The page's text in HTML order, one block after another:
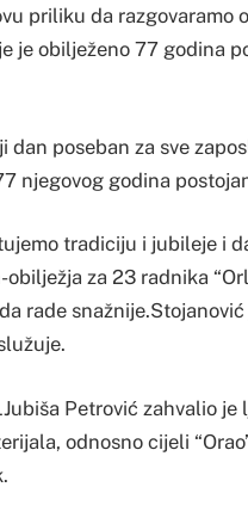
priliku da razgovaramo
je obilježeno 77 godina
dan poseban za sve
njegovog godina
tradiciju i jubileje i
za 23 radnika
rade
Petrović zahvalio je
odnosno cijeli